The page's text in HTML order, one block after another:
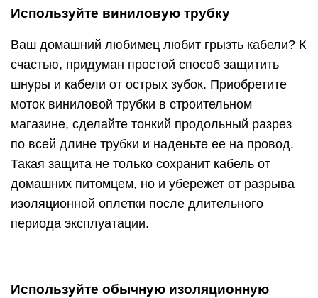
Используйте виниловую трубку
Ваш домашний любимец любит грызть кабели? К
счастью, придуман простой способ защитить
шнуры и кабели от острых зубок. Приобретите
моток виниловой трубки в строительном
магазине, сделайте тонкий продольный разрез
по всей длине трубки и наденьте ее на провод.
Такая защита не только сохранит кабель от
домашних питомцем, но и убережет от разрыва
изоляционной оплетки после длительного
периода эксплуатации.
Используйте обычную изоляционную